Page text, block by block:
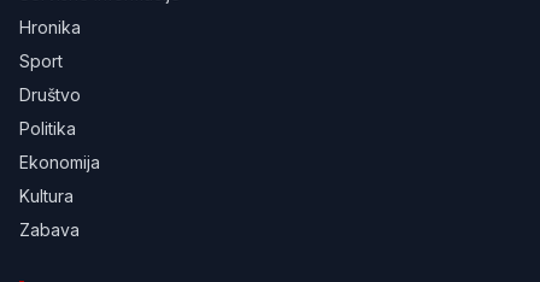
Hronika
Sport
Društvo
Politika
Ekonomija
Kultura
Zabava